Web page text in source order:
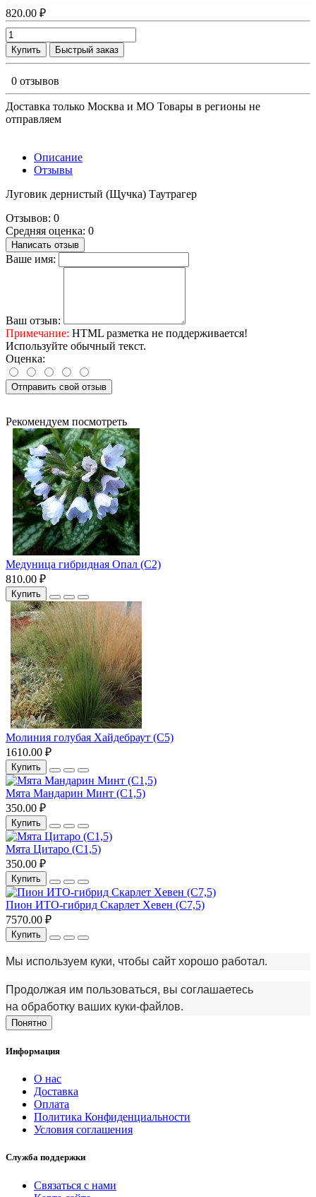
820.00 ₽
Купить Быстрый заказ
0 отзывов
Доставка только Москва и МО Товары в регионы не
отправляем
Описание
Отзывы
Луговик дернистый (Щучка) Таутрагер
Отзывов: 0
Средняя оценка: 0
Написать отзыв
Ваше имя:
Ваш отзыв:
Примечание: HTML разметка не поддерживается!
Используйте обычный текст.
Оценка:
Отправить свой отзыв
Рекомендуем посмотреть
Медуница гибридная Опал (С2)
810.00 ₽
Купить
Молиния голубая Хайдебраут (С5)
1610.00 ₽
Купить
Мята Мандарин Минт (С1,5)
350.00 ₽
Купить
Мята Цитаро (С1,5)
350.00 ₽
Купить
Пион ИТО-гибрид Скарлет Хевен (С7,5)
7570.00 ₽
Купить
Мы используем куки, чтобы сайт хорошо работал.
Продолжая им пользоваться, вы соглашаетесь
на обработку ваших куки‑файлов.
Понятно
Информация
О нас
Доставка
Оплата
Политика Конфиденциальности
Условия соглашения
Служба поддержки
Связаться с нами